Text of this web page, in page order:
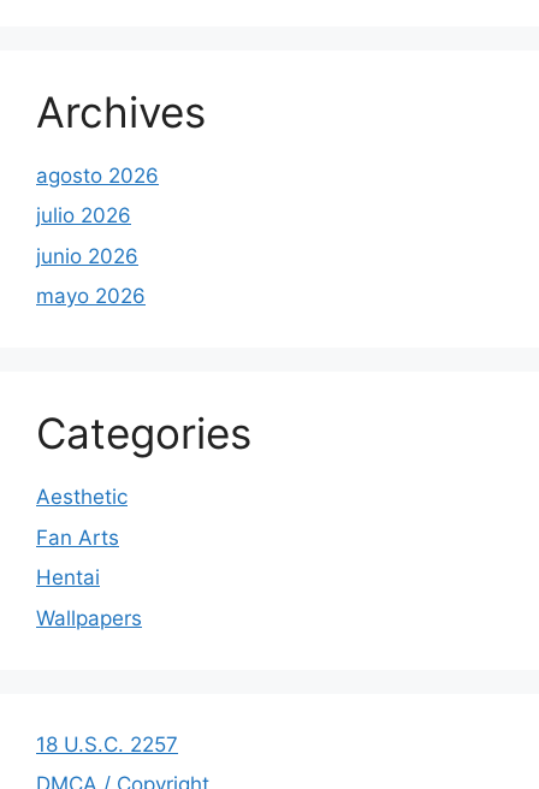
Archives
agosto 2026
julio 2026
junio 2026
mayo 2026
Categories
Aesthetic
Fan Arts
Hentai
Wallpapers
18 U.S.C. 2257